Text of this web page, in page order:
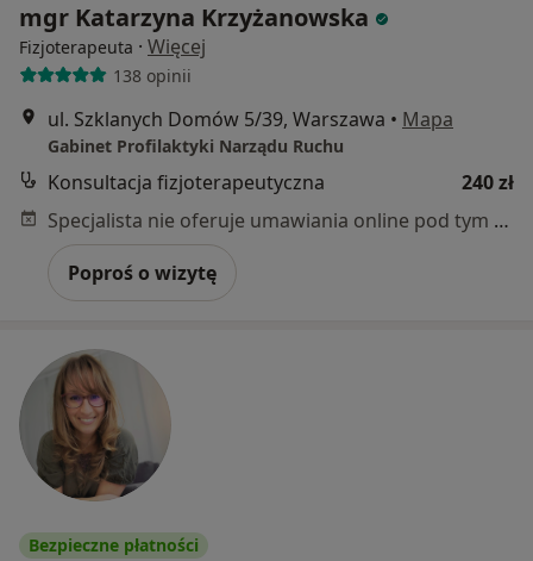
mgr Katarzyna Krzyżanowska
Fizjoterapeuta · Więcej
138 opinii
ul. Szklanych Domów 5/39, Warszawa • Mapa
Gabinet Profilaktyki Narządu Ruchu
Konsultacja fizjoterapeutyczna
240 zł
Specjalista nie oferuje umawiania online pod tym adresem.
Poproś o wizytę
Bezpieczne płatności